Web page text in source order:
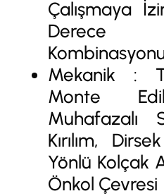
Çalışmaya
Derece
Mekanik :
Monte
Muhafazalı
Kırılım,
Yönlü Kolçak
Önkol Çevresi